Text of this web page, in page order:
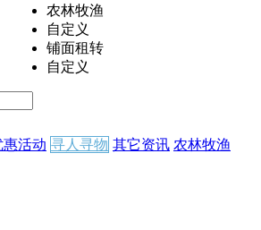
农林牧渔
自定义
铺面租转
自定义
惠活动 寻人寻物 其它资讯 农林牧渔